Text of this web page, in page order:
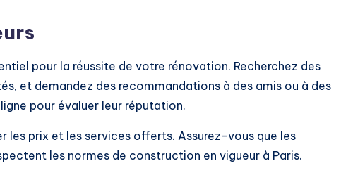
pour la réussite de votre rénovation. Recherchez des
et demandez des recommandations à des amis ou à des
pour évaluer leur réputation.
les prix et les services offerts. Assurez-vous que les
les normes de construction en vigueur à Paris.